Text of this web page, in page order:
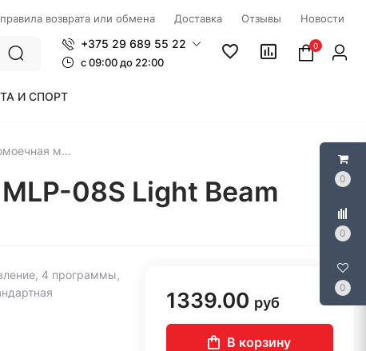
0
0
0
возврата или обмена Доставка Отзывы Новости
+375 29 689 55 22
c 09:00 до 22:00
0
И СПОРТ
Встраиваемая посудомоечная машина MAUNFELD MLP-08S Light Beam
08S Light Beam
4 программы,
1339.00 руб
В корзину